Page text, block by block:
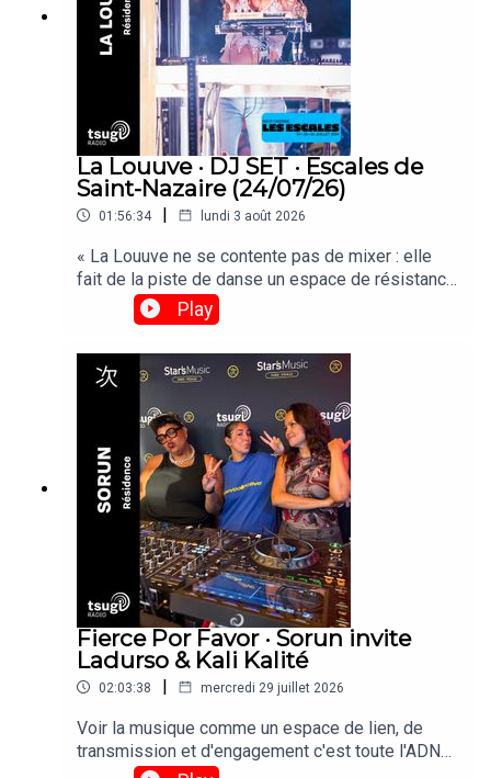
La Louuve · DJ SET · Escales de
Saint-Nazaire (24/07/26)
01:56:34 | lundi 3 août 2026
« La Louuve ne se contente pas de mixer : elle
fait de la piste de danse un espace de résistance
et de réinvention culturelle. »Retrouvez son set
enregistré depuis le Club 360 des Escales de
Photo
Play
Fierce Por Favor · Sorun invite
Ladurso & Kali Kalité
02:03:38 | mercredi 29 juillet 2026
Voir la musique comme un espace de lien, de
transmission et d'engagement c'est toute l'ADN